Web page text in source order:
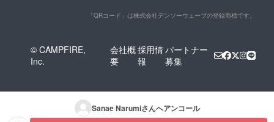
「QRコード」は株式会社デンソーウェーブの登録商標です。
© CAMPFIRE,
Inc.
会社概
要
採用情
報
パートナー
募集
Sanae Narumiさんへアンコール